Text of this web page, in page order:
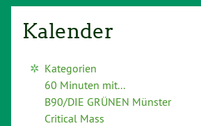
Kalender
Kategorien
60 Minuten mit...
B90/DIE GRÜNEN Münster
Critical Mass